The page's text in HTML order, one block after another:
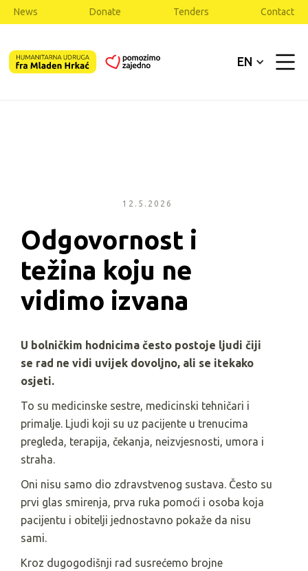
News Donate Tenders Contact
EN
12.5.2026
Odgovornost i
težina koju ne
vidimo izvana
U bolničkim hodnicima često postoje ljudi čiji
se rad ne vidi uvijek dovoljno, ali se itekako
osjeti.
To su medicinske sestre, medicinski tehničari i
primalje. Ljudi koji su uz pacijente u trenucima
pregleda, terapija, čekanja, neizvjesnosti, umora i
straha.
Oni nisu samo dio zdravstvenog sustava. Često su
prvi glas smirenja, prva ruka pomoći i osoba koja
pacijentu i obitelji jednostavno pokaže da nisu
sami.
Kroz dugogodišnji rad susrećemo brojne